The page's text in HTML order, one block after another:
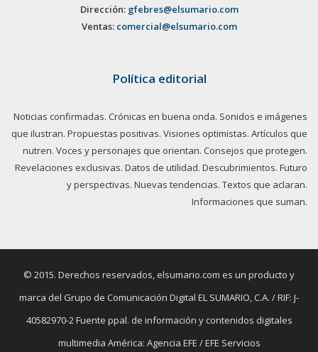
Dirección: gfebres@elsumario.com
Ventas: comercial@elsumario.com
Política editorial
Noticias confirmadas. Crónicas en buena onda. Sonidos e imágenes
que ilustran. Propuestas positivas. Visiones optimistas. Artículos que
nutren. Voces y personajes que orientan. Consejos que protegen.
Revelaciones exclusivas. Datos de utilidad. Descubrimientos. Futuro
y perspectivas. Nuevas tendencias. Textos que aclaran.
Informaciones que suman.
© 2015. Derechos reservados, elsumario.com es un producto y
marca del Grupo de Comunicación Digital EL SUMARIO, C.A. / RIF: J-
40582970-2 Fuente ppal. de información y contenidos digitales
multimedia América: Agencia EFE / EFE Servicios